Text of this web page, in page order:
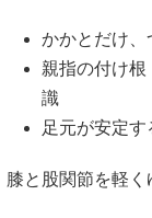
かかとだけ、
親指の付け
識
足元が安定
膝と股関節を軽く